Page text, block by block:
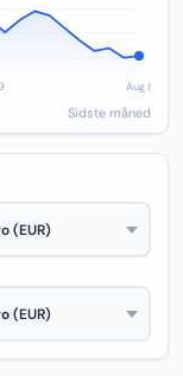
Sidste måned